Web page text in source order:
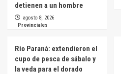
detienen a un hombre
agosto 8, 2026
Provinciales
Río Paraná: extendieron el
cupo de pesca de sábalo y
la veda para el dorado